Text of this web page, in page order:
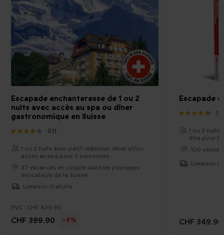
Escapade enchanteresse de 1 ou 2
nuits avec accès au spa ou dîner
gastronomique en Suisse
611
1 ou 2 nuits avec petit-déjeuner, dîner et/ou
accès au spa pour 2 personnes
37 vacances en couple dans les paysages
évocateurs de la Suisse
Livraison Gratuite
PVC : CHF 439.90
CHF 399.90 -9%
Escapade
1 ou 2 nuits
être pour 2
100
Livraison
CHF 349.90